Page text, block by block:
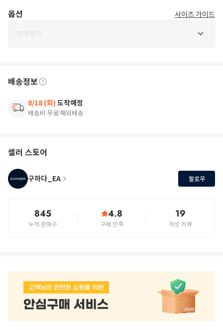
옵션 사이즈 가이드
판매중지
배송정보
8/18 (화) 도착예정
배송비 무료해외배송
셀러 스토어
구하다_EA 팔로우
845
누적 판매수
4.8
구매 만족
19
작성 리뷰